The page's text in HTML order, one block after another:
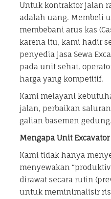
Untuk kontraktor jalan
adalah uang. Membeli
membebani arus kas
karena itu, kami hadir
penyedia jasa Sewa
pada unit sehat,
harga yang kompetitif.
Kami melayani
jalan, perbaikan
galian basemen gedung.
Mengapa Unit Excavator
Kami tidak hanya
menyewakan
dirawat secara rutin
untuk meminimalisir